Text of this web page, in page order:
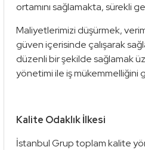
ortamını sağlamakta, sürekli
Maliyetlerimizi düşürmek,
güven içerisinde çalışarak
düzenli bir şekilde sağlamak
yönetimi ile iş mükemmelliğini
Kalite Odaklık İlkesi
İstanbul Grup toplam kalite